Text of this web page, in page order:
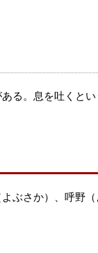
る。息を吐くと
ぶさか）、呼野（